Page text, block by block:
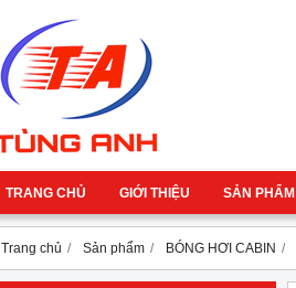
TRANG CHỦ GIỚI THIỆU SẢN PHẨM
Trang chủ Sản phẩm BÓNG HƠI CABIN